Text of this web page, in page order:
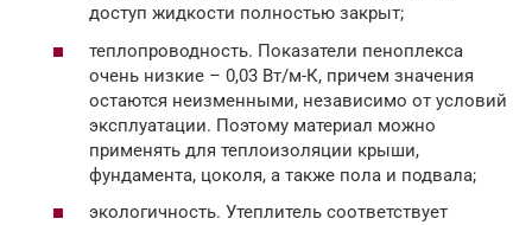
доступ жидкости полностью закрыт;
теплопроводность. Показатели пеноплекса
очень низкие – 0,03 Вт/м-К, причем значения
остаются неизменными, независимо от условий
эксплуатации. Поэтому материал можно
применять для теплоизоляции крыши,
фундамента, цоколя, а также пола и подвала;
экологичность. Утеплитель соответствует